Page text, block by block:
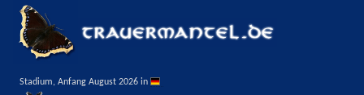
Stadium, Anfang August 2026 in